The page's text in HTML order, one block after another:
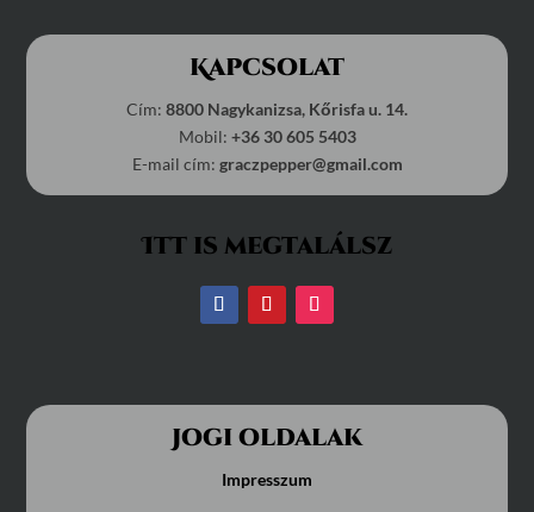
Kapcsolat
Cím: 8800 Nagykanizsa, Kőrisfa u. 14.
Mobil: +36 30 605 5403
E-mail cím: graczpepper@gmail.com
Itt is megtalálsz
Jogi oldalak
Impresszum